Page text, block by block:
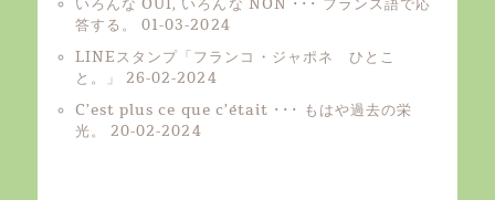
いろんな OUI, いろんな NON ･･･ フランス語で応
答する。
01-03-2024
LINEスタンプ「フランコ・ジャポネ ひとこ
と。」
26-02-2024
C’est plus ce que c’était ･･･ もはや過去の栄
光。
20-02-2024